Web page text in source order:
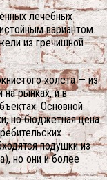
лечебных
вариантом.
из гречишной
холста — из
на рынках, и в
Основной
но бюджетная цена
подушки из
но они и более